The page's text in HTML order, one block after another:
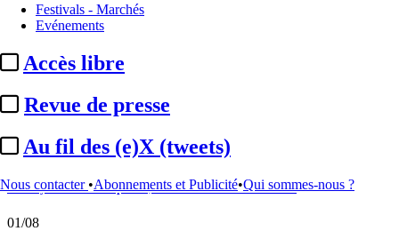
Festivals - Marchés
Evénements
Accès libre
Revue de presse
Au fil des (e)X (tweets)
Nous contacter •Abonnements et Publicité•Qui sommes-nous ?
02/08
Satellifacts : pause d'été
02/08
"L'Odyssée" : à Montpellier, le seul cinéma de France à ...
01/08